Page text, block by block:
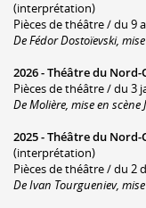
(interprétation)
Pièces de théâtre / du 9
De Fédor Dostoïevski,
2026 -Théâtre du Nord-
Pièces de théâtre / du 3
De Molière, mise en scène
2025 -Théâtre du Nord-
(interprétation)
Pièces de théâtre / du 2
De Ivan Tourgueniev,